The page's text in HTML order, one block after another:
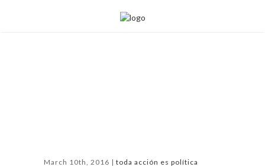
March 10th, 2016 | toda acción es política